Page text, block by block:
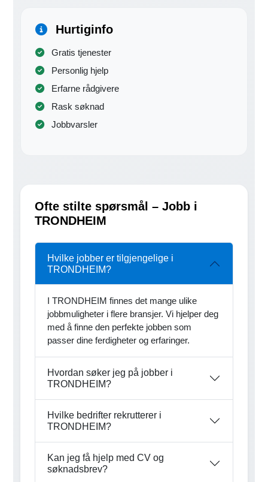
Hurtiginfo
Gratis tjenester
Personlig hjelp
Erfarne rådgivere
Rask søknad
Jobbvarsler
Ofte stilte spørsmål – Jobb i
TRONDHEIM
Hvilke jobber er tilgjengelige i
TRONDHEIM?
I TRONDHEIM finnes det mange ulike
jobbmuligheter i flere bransjer. Vi hjelper deg
med å finne den perfekte jobben som
passer dine ferdigheter og erfaringer.
Hvordan søker jeg på jobber i
TRONDHEIM?
Hvilke bedrifter rekrutterer i
TRONDHEIM?
Kan jeg få hjelp med CV og
søknadsbrev?